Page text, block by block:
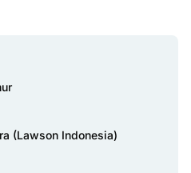
(Lawson Indonesia)